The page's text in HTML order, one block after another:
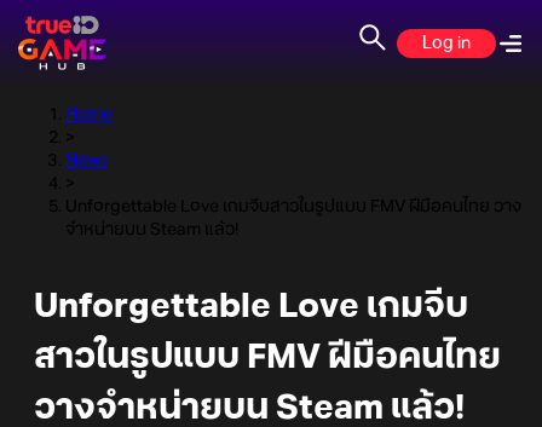
Log in
Home
>
News
>
Unforgettable Love เกมจีบสาวในรูปแบบ FMV ฝีมือคนไทย วาง
จำหน่ายบน Steam แล้ว!
Unforgettable Love เกมจีบ
สาวในรูปแบบ FMV ฝีมือคนไทย
วางจำหน่ายบน Steam แล้ว!